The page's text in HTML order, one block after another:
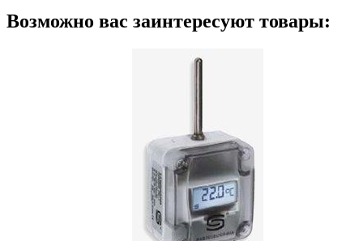
Возможно вас заинтересуют товары: